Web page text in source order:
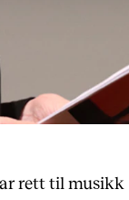
rett til musikk